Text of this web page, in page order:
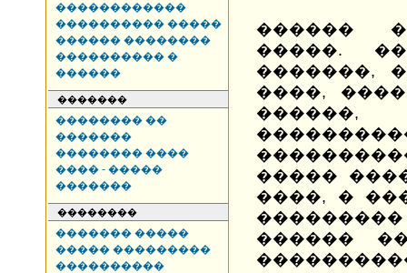
������������
���������� �����
������ ��������
���������� �
������
�������
�������� ��
�������
�������� ����
���� - �����
�������
��������
������� �����
����� ���������
����������
������
�����.
�������,
����,
������,
�����
����, �
������